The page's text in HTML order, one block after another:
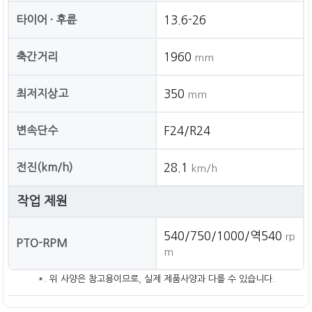
타이어 · 후륜 13.6-26
축간거리 1960 mm
최저지상고 350 mm
변속단수 F24/R24
전진(km/h) 28.1 km/h
작업 제원
PTO-RPM
540/750/1000/역540 rp
m
*. 위 사양은 참고용이므로, 실제 제품사양과 다를 수 있습니다.